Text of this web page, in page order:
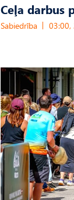
Ceļa darbus
Sabiedrība 03:00,